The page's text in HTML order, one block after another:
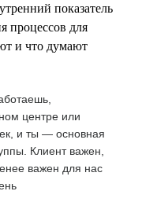
показатель
процессов для
и что думают
центре или
и ты — основная
Клиент важен,
важен для нас